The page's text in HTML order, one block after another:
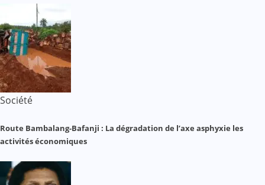
Société
Route Bambalang-Bafanji : La dégradation de l’axe asphyxie les
activités économiques